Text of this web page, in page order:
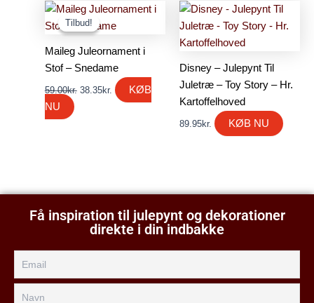
Tilbud!
Tilbud!
Maileg Juleornament i
Stof – Snedame
59.00kr.
Den
oprindelige
pris
59.00kr..
38.35kr.
Den
pris
38.35kr..
KØB
NU
Disney – Julepynt Til
Juletræ – Toy Story – Hr.
Kartoffelhoved
89.95kr. KØB NU
Få inspiration til julepynt og dekorationer
direkte i din indbakke